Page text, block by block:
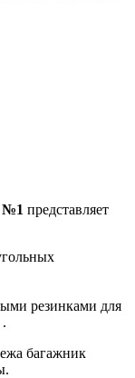
№1 представляет
резинками для
.
багажник